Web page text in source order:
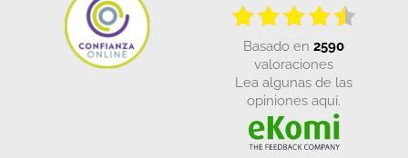
basado en 2590
valoraciones
Lea algunas de las
opiniones aquí.